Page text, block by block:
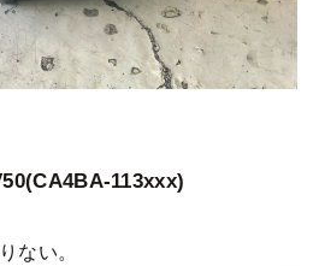
113xxx)
ない。